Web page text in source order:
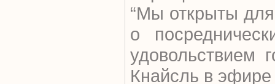
“Мы открыты
о
удовольствием
Кнайсль в